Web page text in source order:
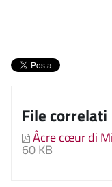
File correlati
Âcre cœur di
60 KB